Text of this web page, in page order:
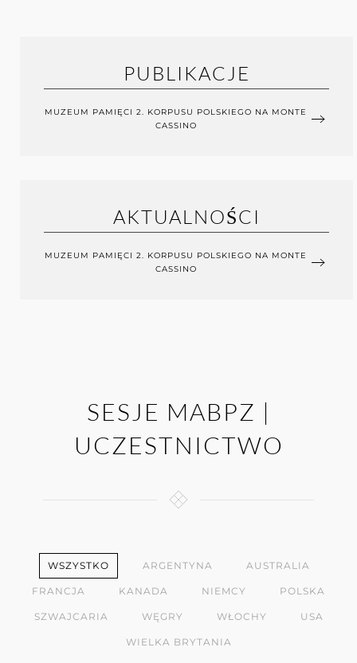
PUBLIKACJE
MUZEUM PAMIĘCI 2. KORPUSU POLSKIEGO NA MONTE
CASSINO
AKTUALNOŚCI
MUZEUM PAMIĘCI 2. KORPUSU POLSKIEGO NA MONTE
CASSINO
SESJE MABPZ |
UCZESTNICTWO
WSZYSTKO ARGENTYNA AUSTRALIA
FRANCJA KANADA NIEMCY POLSKA
SZWAJCARIA WĘGRY WŁOCHY USA
WIELKA BRYTANIA